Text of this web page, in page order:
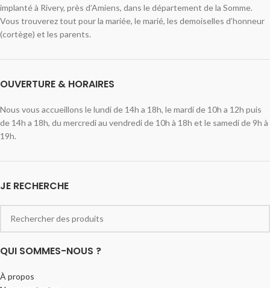
implanté à Rivery, près d’Amiens, dans le département de la Somme.
Vous trouverez tout pour la mariée, le marié, les demoiselles d’honneur
(cortège) et les parents.
OUVERTURE & HORAIRES
Nous vous accueillons le lundi de 14h a 18h, le mardi de 10h a 12h puis
de 14h a 18h, du mercredi au vendredi de 10h à 18h et le samedi de 9h à
19h.
JE RECHERCHE
QUI SOMMES-NOUS ?
À propos